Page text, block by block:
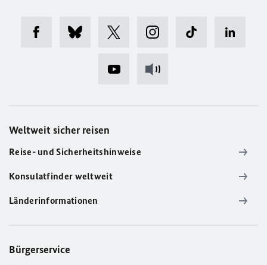
Weltweit sicher reisen
Reise- und Sicherheitshinweise
Konsulatfinder weltweit
Länderinformationen
Bürgerservice